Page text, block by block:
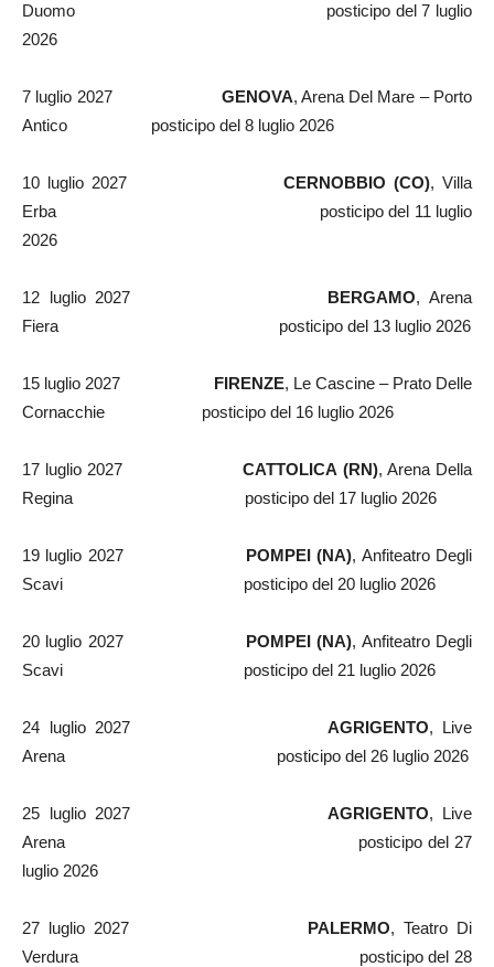
Duomo posticipo del 7 luglio
2026
7 luglio 2027 GENOVA, Arena Del Mare – Porto
Antico posticipo del 8 luglio 2026
10 luglio 2027CERNOBBIO (CO), Villa
Erba posticipo del 11 luglio
2026
12 luglio 2027 BERGAMO, Arena
Fiera posticipo del 13 luglio 2026
15 luglio 2027 FIRENZE, Le Cascine – Prato Delle
Cornacchie posticipo del 16 luglio 2026
17 luglio 2027CATTOLICA (RN), Arena Della
Regina posticipo del 17 luglio 2026
19 luglio 2027 POMPEI (NA), Anfiteatro Degli
Scavi posticipo del 20 luglio 2026
20 luglio 2027 POMPEI (NA), Anfiteatro Degli
Scavi posticipo del 21 luglio 2026
24 luglio 2027 AGRIGENTO, Live
Arena posticipo del 26 luglio 2026
25 luglio 2027 AGRIGENTO, Live
Arena posticipo del 27
luglio 2026
27 luglio 2027 PALERMO, Teatro Di
Verdura posticipo del 28